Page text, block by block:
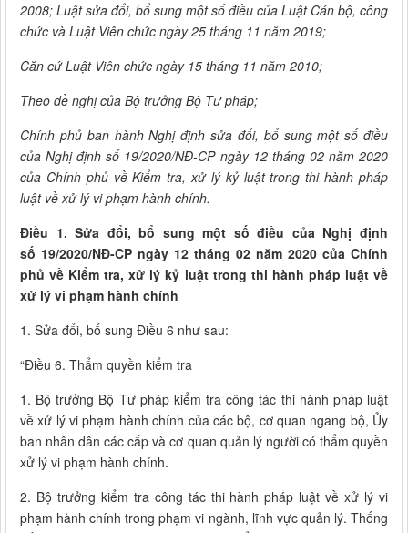
2008; Luật sửa đổi, bổ sung một số điều của Luật Cán bộ, công
chức và Luật Viên chức ngày 25 tháng 11 năm 2019;
Căn cứ Luật Viên chức ngày 15 tháng 11 năm 2010;
Theo đề nghị của Bộ trưởng Bộ Tư pháp;
Chính phủ ban hành Nghị định sửa đổi, bổ sung một số điều
của Nghị định số 19/2020/NĐ-CP ngày 12 tháng 02 năm 2020
của Chính phủ về Kiểm tra, xử lý kỷ luật trong thi hành pháp
luật về xử lý vi phạm hành chính.
Điều 1. Sửa đổi, bổ sung một số điều của Nghị định
số 19/2020/NĐ-CP ngày 12 tháng 02 năm 2020 của Chính
phủ về Kiểm tra, xử lý kỷ luật trong thi hành pháp luật về
xử lý vi phạm hành chính
1. Sửa đổi, bổ sung Điều 6 như sau:
“Điều 6. Thẩm quyền kiểm tra
1. Bộ trưởng Bộ Tư pháp kiểm tra công tác thi hành pháp luật
về xử lý vi phạm hành chính của các bộ, cơ quan ngang bộ, Ủy
ban nhân dân các cấp và cơ quan quản lý người có thẩm quyền
xử lý vi phạm hành chính.
2. Bộ trưởng kiểm tra công tác thi hành pháp luật về xử lý vi
phạm hành chính trong phạm vi ngành, lĩnh vực quản lý. Thống